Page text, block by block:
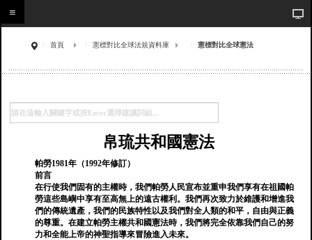
首頁 憲標對比全球法規資料庫 憲標對比全球憲法
帛琉共和國憲法
帕勞1981年（1992年修訂）
前言
在行使我們固有的主權時，我們帕勞人民宣布並重申我們享有在祖國帕
勞這些島嶼中享有至高無上的遠古權利。我們再次致力於維護和增進我
們的傳統遺產，我們的民族特性以及我們對全人類的和平，自由與正義
的尊重。在建立帕勞主權共和國憲法時，我們將完全依靠我們自己的努
力和全能上帝的神聖指導來冒險進入未來。